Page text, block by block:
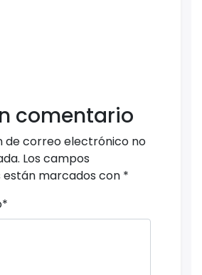
comentario
de correo electrónico no
Los campos
marcados con *
*